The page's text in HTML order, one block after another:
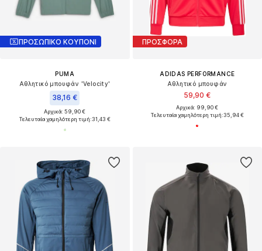
ΠΡΟΣΩΠΙΚΟ ΚΟΥΠΟΝΙ
PUMA
Αθλητικό μπουφάν 'Velocity'
38,16 €
Αρχικά: 59,90 €
Τελευταία χαμηλότερη τιμή:31,43 €
ΠΡΟΣΦΟΡΑ
ADIDAS PERFORMANCE
Αθλητικό μπουφάν
59,90 €
Αρχικά: 99,90 €
Τελευταία χαμηλότερη τιμή:35,94 €